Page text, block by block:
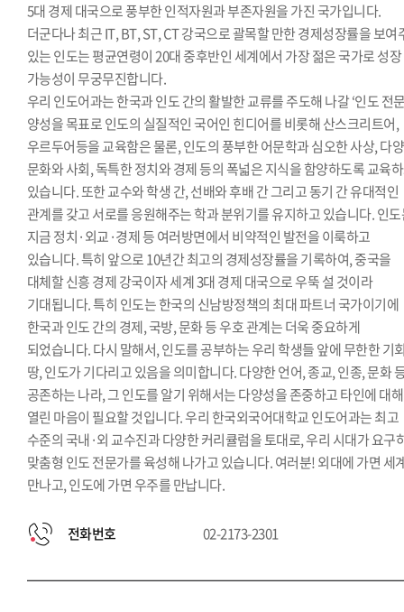
5대 경제 대국으로 풍부한 인적자원과 부존자원을 가진 국가입니다.
더군다나 최근 IT, BT, ST, CT 강국으로 괄목할 만한 경제성장률을 보여
있는 인도는 평균연령이 20대 중후반인 세계에서 가장 젊은 국가로 성장
가능성이 무궁무진합니다.
우리 인도어과는 한국과 인도 간의 활발한 교류를 주도해 나갈 ‘인도 전
양성을 목표로 인도의 실질적인 국어인 힌디어를 비롯해 산스크리트어,
우르두어등을 교육함은 물론, 인도의 풍부한 어문학과 심오한 사상, 다
문화와 사회, 독특한 정치와 경제 등의 폭넓은 지식을 함양하도록 교육
있습니다. 또한 교수와 학생 간, 선배와 후배 간 그리고 동기 간 유대적인
관계를 갖고 서로를 응원해주는 학과 분위기를 유지하고 있습니다. 인
지금 정치·외교·경제 등 여러방면에서 비약적인 발전을 이룩하고
있습니다. 특히 앞으로 10년간 최고의 경제성장률을 기록하여, 중국을
대체할 신흥 경제 강국이자 세계 3대 경제 대국으로 우뚝 설 것이라
기대됩니다. 특히 인도는 한국의 신남방정책의 최대 파트너 국가이기에
한국과 인도 간의 경제, 국방, 문화 등 우호 관계는 더욱 중요하게
되었습니다. 다시 말해서, 인도를 공부하는 우리 학생들 앞에 무한한 기
땅, 인도가 기다리고 있음을 의미합니다. 다양한 언어, 종교, 인종, 문화
공존하는 나라, 그 인도를 알기 위해서는 다양성을 존중하고 타인에 대해
열린 마음이 필요할 것입니다. 우리 한국외국어대학교 인도어과는 최고
수준의 국내·외 교수진과 다양한 커리큘럼을 토대로, 우리 시대가 요구
맞춤형 인도 전문가를 육성해 나가고 있습니다. 여러분! 외대에 가면 세
만나고, 인도에 가면 우주를 만납니다.
전화번호 02-2173-2301